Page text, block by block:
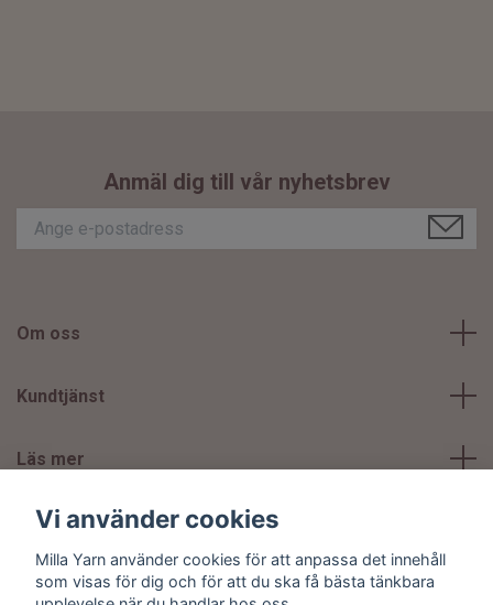
Anmäl dig till vår nyhetsbrev
Om oss
Kundtjänst
Läs mer
Sociala medier
Vi använder cookies
Milla Yarn använder cookies för att anpassa det innehåll
som visas för dig och för att du ska få bästa tänkbara